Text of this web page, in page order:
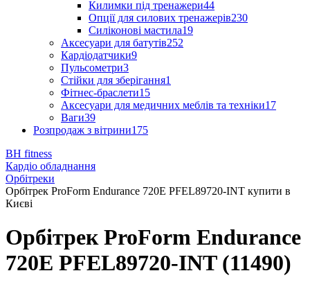
Килимки під тренажери44
Опції для силових тренажерів230
Силіконові мастила19
Аксесуари для батутів252
Кардіодатчики9
Пульсометри3
Стійки для зберігання1
Фітнес-браслети15
Аксесуари для медичних меблів та техніки17
Ваги39
Розпродаж з вітрини175
BH fitness
Кардіо обладнання
Орбітреки
Орбітрек ProForm Endurance 720E PFEL89720-INT купити в
Києві
Орбітрек ProForm Endurance
720E PFEL89720-INT (11490)